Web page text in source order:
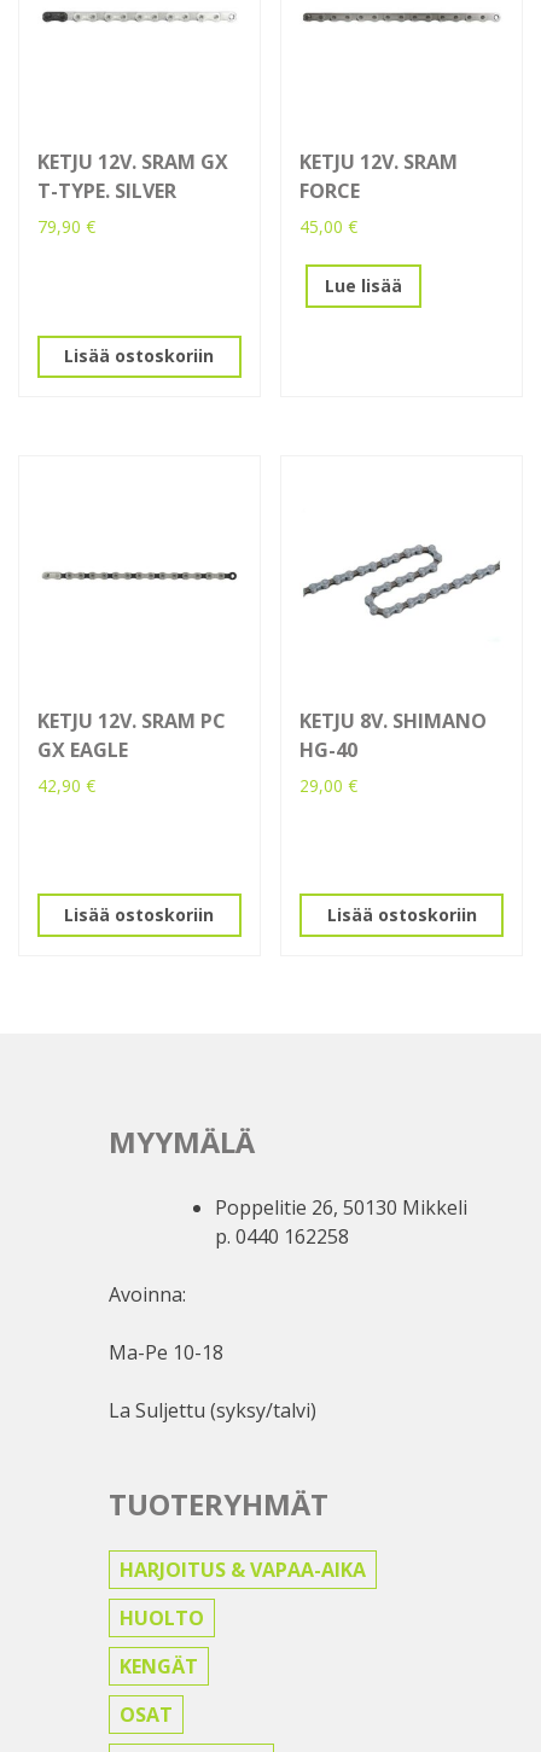
KETJU 12V. SRAM GX
T-TYPE. SILVER
79,90 €
Lisää ostoskoriin
KETJU 12V. SRAM
FORCE
45,00€
Lue lisää
KETJU 12V. SRAM PC
GX EAGLE
42,90 €
Lisää ostoskoriin
KETJU 8V. SHIMANO
HG-40
29,00€
Lisää ostoskoriin
MYYMÄLÄ
Poppelitie 26, 50130 Mikkeli
p. 0440 162258
Avoinna:
Ma-Pe 10-18
La Suljettu (syksy/talvi)
TUOTERYHMÄT
HARJOITUS & VAPAA-AIKA
HUOLTO
KENGÄT
OSAT